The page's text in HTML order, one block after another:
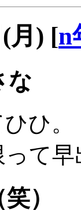
月) [n
な
ひ。
て
）